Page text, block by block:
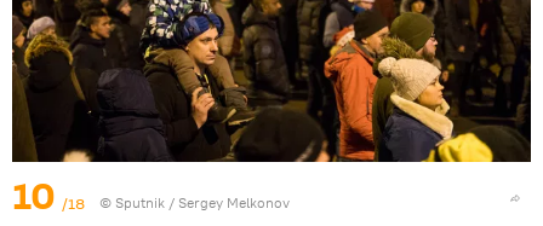
10 /18 © Sputnik / Sergey Melkonov